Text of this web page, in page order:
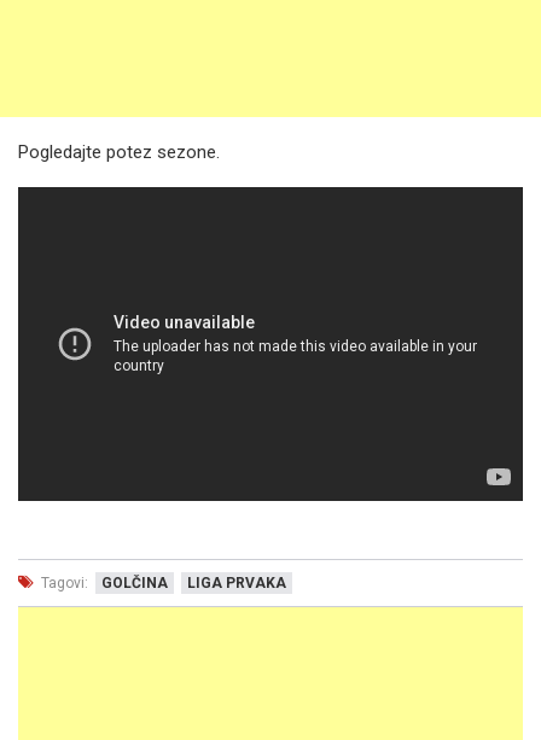
Pogledajte potez sezone.
Tagovi: GOLČINA LIGA PRVAKA